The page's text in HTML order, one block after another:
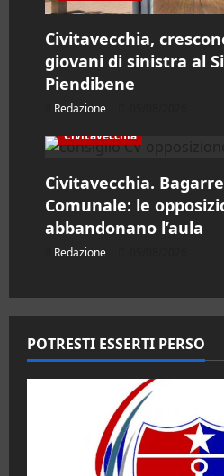
Civitavecchia,
giovani di sinistra al
Piendibene
Redazione
Civitavecchia
Civitavecchia.
Comunale: le
abbandonano l’aula
Redazione
POTRESTI ESSERTI PERSO